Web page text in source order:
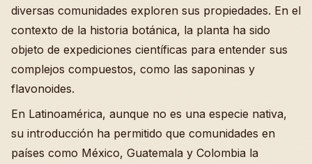
diversas comunidades exploren sus propiedades. En el
contexto de la historia botánica, la planta ha sido
objeto de expediciones científicas para entender sus
complejos compuestos, como las saponinas y
flavonoides.
En Latinoamérica, aunque no es una especie nativa,
su introducción ha permitido que comunidades en
países como México, Guatemala y Colombia la